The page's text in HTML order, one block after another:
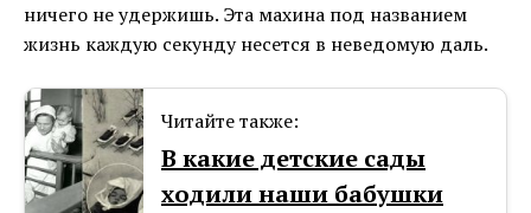
ничего не удержишь. Эта махина под названием
жизнь каждую секунду несется в неведомую даль.
Читайте также:
В какие детские сады
ходили наши бабушки